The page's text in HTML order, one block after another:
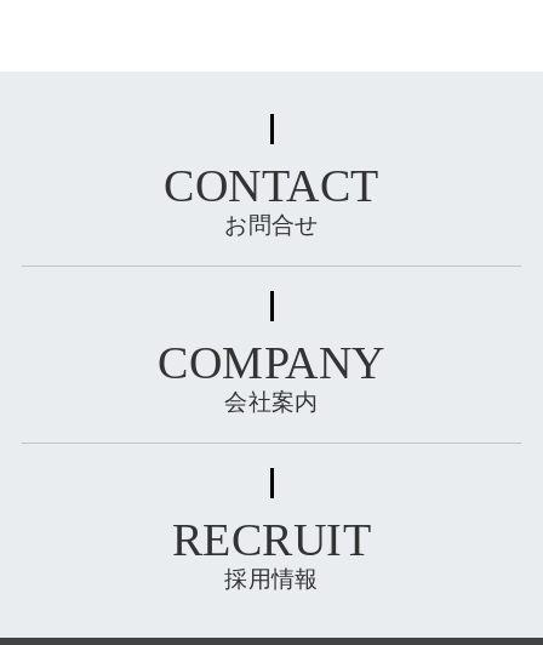
CONTACT
お問合せ
COMPANY
会社案内
RECRUIT
採用情報